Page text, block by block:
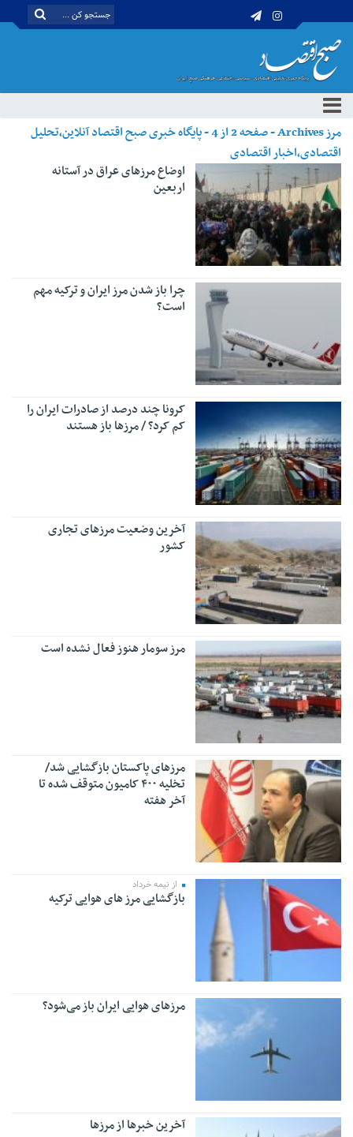
مرز Archives - صفحه 2 از 4 - پایگاه خبری صبح اقتصاد آنلاین،تحلیل
اقتصادی،اخبار اقتصادی
اوضاع مرزهای عراق در آستانه
اربعین
چرا باز شدن مرز ایران و ترکیه مهم
است؟
کرونا چند درصد از صادرات ایران را
کم کرد؟ / مرزها باز هستند
آخرین وضعیت مرزهای تجاری
کشور
مرز سومار هنوز فعال نشده است
مرزهای پاکستان بازگشایی شد/
تخلیه ۴۰۰ کامیون متوقف شده تا
آخر هفته
از نیمه خرداد
بازگشایی مرز های هوایی ترکیه
مرزهای هوایی ایران باز می‌شود؟
آخرین خبرها از مرزها